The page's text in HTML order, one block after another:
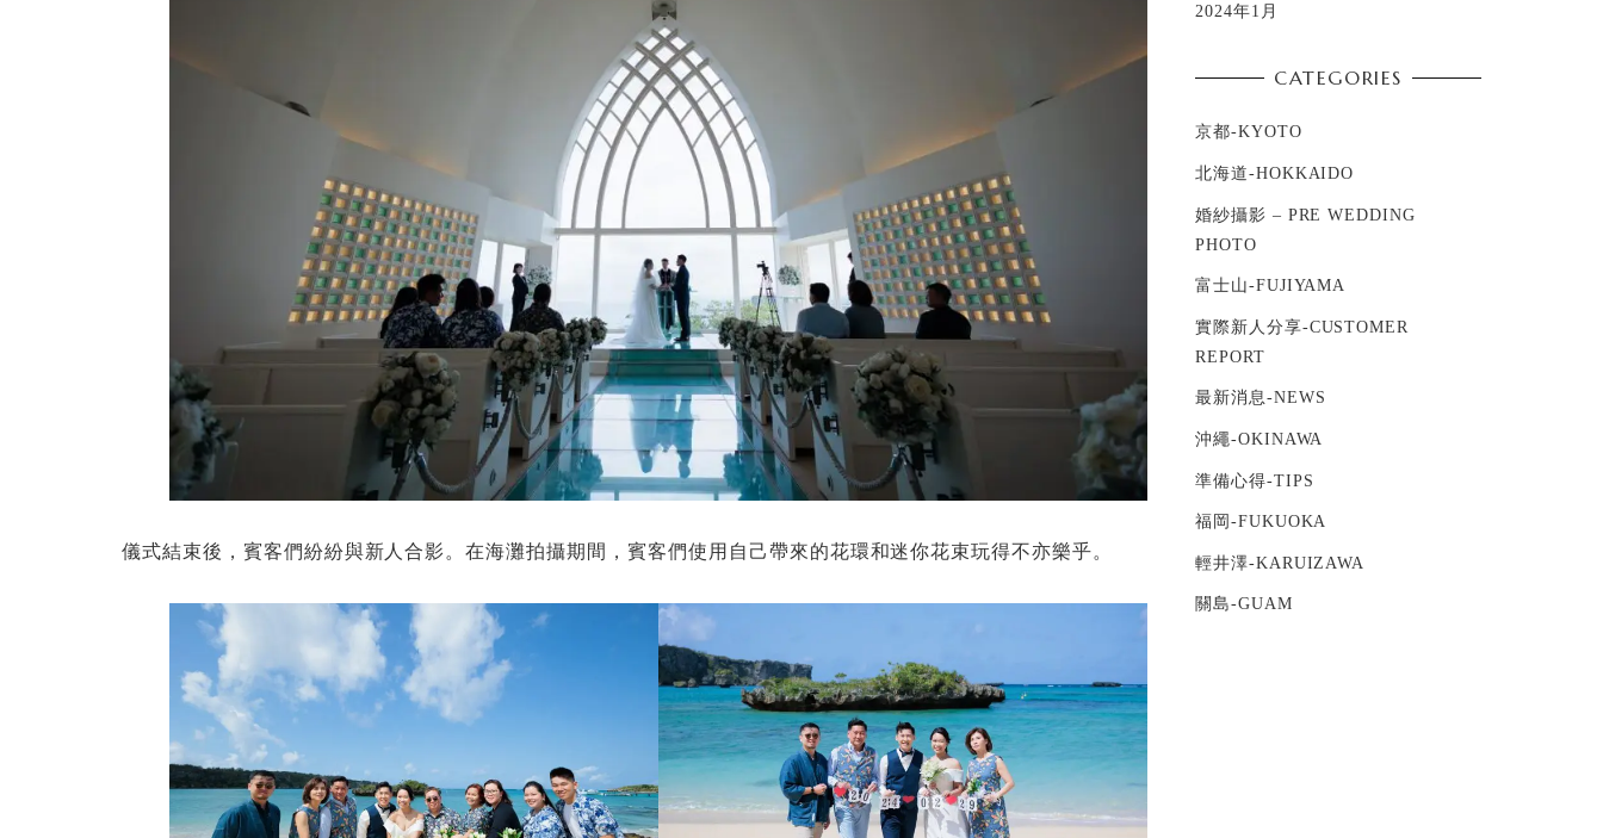
儀式結束後，賓客們紛紛與新人合影。在海灘拍攝期間，賓客們使用自己帶來的花環和迷你花束玩得不亦樂乎。
2024年1月
CATEGORIES
京都-KYOTO
北海道-HOKKAIDO
婚紗攝影 – PRE WEDDING
PHOTO
富士山-FUJIYAMA
實際新人分享-CUSTOMER
REPORT
最新消息-NEWS
沖繩-OKINAWA
準備心得-TIPS
福岡-FUKUOKA
輕井澤-KARUIZAWA
關島-GUAM